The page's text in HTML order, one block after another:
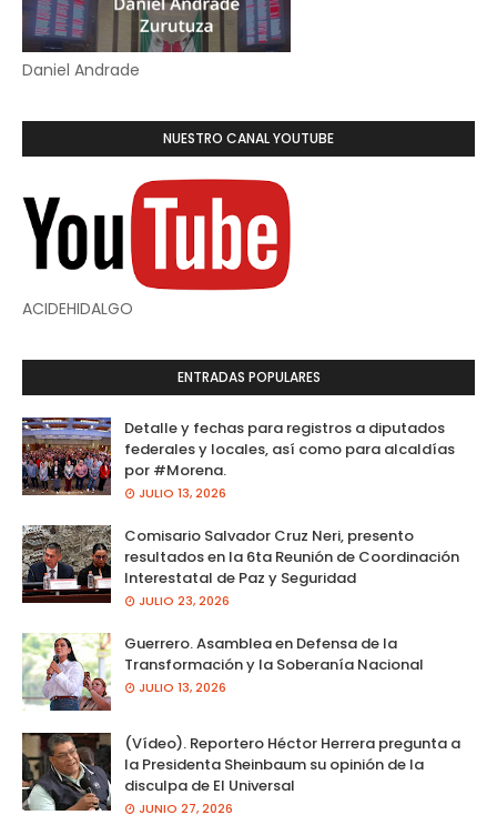
Daniel Andrade
NUESTRO CANAL YOUTUBE
ACIDEHIDALGO
ENTRADAS POPULARES
Detalle y fechas para registros a diputados
federales y locales, así como para alcaldías
por #Morena.
JULIO 13, 2026
Comisario Salvador Cruz Neri, presento
resultados en la 6ta Reunión de Coordinación
Interestatal de Paz y Seguridad
JULIO 23, 2026
Guerrero. Asamblea en Defensa de la
Transformación y la Soberanía Nacional
JULIO 13, 2026
(Vídeo). Reportero Héctor Herrera pregunta a
la Presidenta Sheinbaum su opinión de la
disculpa de El Universal
JUNIO 27, 2026